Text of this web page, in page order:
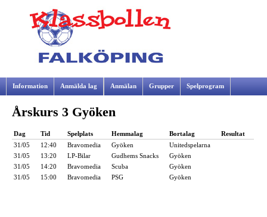
Information Anmälda lag Anmälan Grupper Spelprogram
Samarbetspartners
Årskurs 3 Gyöken
Dag Tid Spelplats Hemmalag Bortalag
Resultat
31/05
12:40 Bravomedia Gyöken
Unitedspelarna
31/05
13:20 LP-Bilar Gudhems Snacks
Gyöken
31/05
14:20 Bravomedia Scuba
Gyöken
31/05
15:00 Bravomedia PSG Gyöken